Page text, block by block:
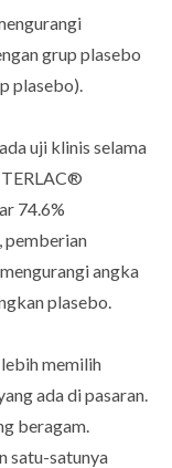
grup plasebo
plasebo).
uji klinis selama
74.6%
pemberian
angka
plasebo.
memilih
ada di pasaran.
beragam.
satu-satunya